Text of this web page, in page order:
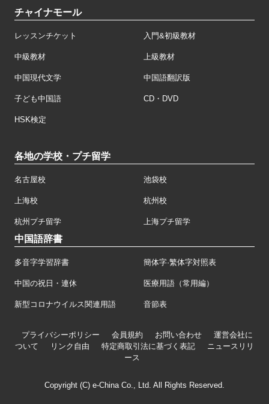
チャイナモール
レッスンチケット 入門&初級教材
中級教材 上級教材
中国現代文学 中国語翻訳版
子ども中国語 CD・DVD
HSK検定
各地の学校・プチ留学
名古屋校 池袋校
上海校 杭州校
杭州プチ留学 上海プチ留学
中国語辞書
多音字学習辞書 簡体字·繁体字対照表
中国の祝日・連休 医療用語（常用編）
新型コロナウイルス関連用語 音節表
プライバシーポリシー 会員規約 お問い合わせ
運営会社に
ついて
リンク自由 特定商取引法に基づく表記
ニュースリリ
ース
Copyright (C) e-China Co., Ltd. All Rights Reserved.